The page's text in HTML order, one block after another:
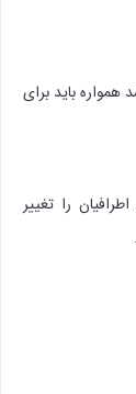
همواره باید برای
را تغییر